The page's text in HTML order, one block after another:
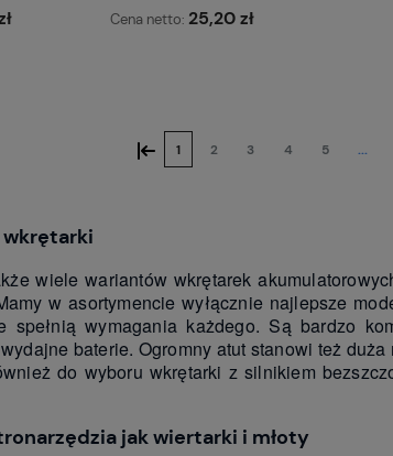
Cena netto: 25,20 zł
« 1 2 3 4 5 ...
wiele wariantów wkrętarek
w asortymencie wyłącznie najlepsze
spełnią wymagania każdego. Są bardzo
baterie. Ogromny atut stanowi też
do wyboru wkrętarki z silnikiem
jak wiertarki i młoty